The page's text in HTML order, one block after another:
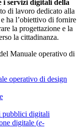
i servizi digitali della
di lavoro dedicato alla
ha l’obiettivo di fornire
la progettazione e la
la cittadinanza.
Manuale operativo di
operativo di design
pubblici digitali
digitale (e-